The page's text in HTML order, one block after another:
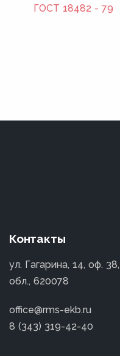
ГОСТ 18482 - 79
Контакты
ул. Гагарина, 14, оф.
обл., 620078
office@rms-ekb.ru
8 (343) 319-42-40